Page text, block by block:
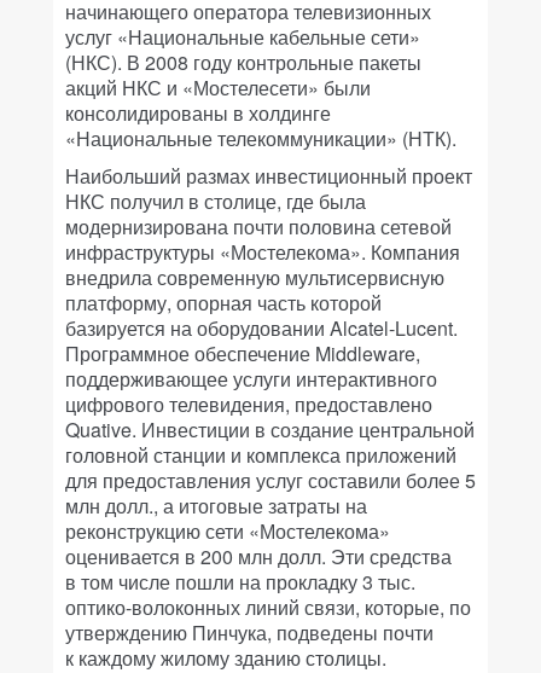
начинающего оператора телевизионных
услуг «Национальные кабельные сети»
(НКС). В 2008 году контрольные пакеты
акций НКС и «Мостелесети» были
консолидированы в холдинге
«Национальные телекоммуникации» (НТК).
Наибольший размах инвестиционный проект
НКС получил в столице, где была
модернизирована почти половина сетевой
инфраструктуры «Мостелекома». Компания
внедрила современную мультисервисную
платформу, опорная часть которой
базируется на оборудовании Alcatel-Lucent.
Программное обеспечение Middleware,
поддерживающее услуги интерактивного
цифрового телевидения, предоставлено
Quative. Инвестиции в создание центральной
головной станции и комплекса приложений
для предоставления услуг составили более 5
млн долл., а итоговые затраты на
реконструкцию сети «Мостелекома»
оценивается в 200 млн долл. Эти средства
в том числе пошли на прокладку 3 тыс.
оптико-волоконных линий связи, которые, по
утверждению Пинчука, подведены почти
к каждому жилому зданию столицы.